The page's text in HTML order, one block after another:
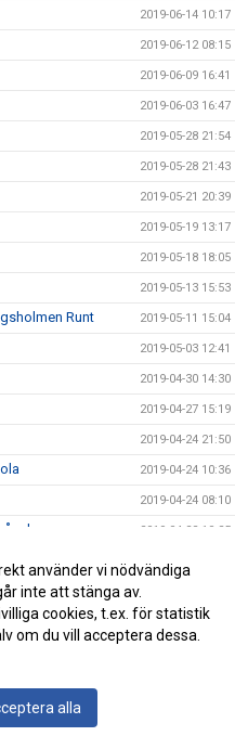
2019-06-14 10:17
2019-06-12 08:15
2019-06-09 16:41
2019-06-03 16:47
2019-05-28 21:54
2019-05-28 21:43
2019-05-21 20:39
2019-05-19 13:17
2019-05-18 18:05
2019-05-13 15:53
Runt 2019-05-11 15:04
2019-05-03 12:41
2019-04-30 14:30
2019-04-27 15:19
2019-04-24 21:50
2019-04-24 10:36
2019-04-24 08:10
barngrupper 2019-04-22 10:25
2019-03-21 21:42
2
2019-03-16 16:38
Vilmer
använder vi nödvändiga
inte att stänga av.
cookies, t.ex. för statistik
om du vill acceptera dessa.
alla